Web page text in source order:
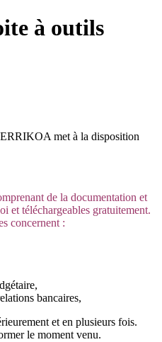
à outils
met à la disposition
de la documentation et
et téléchargeables gratuitement.
concernent :
bancaires,
et en plusieurs fois.
le moment venu.